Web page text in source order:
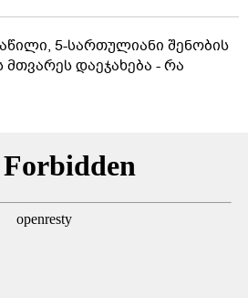
5-სართულიანი შენობის
დაეჯახება - რა